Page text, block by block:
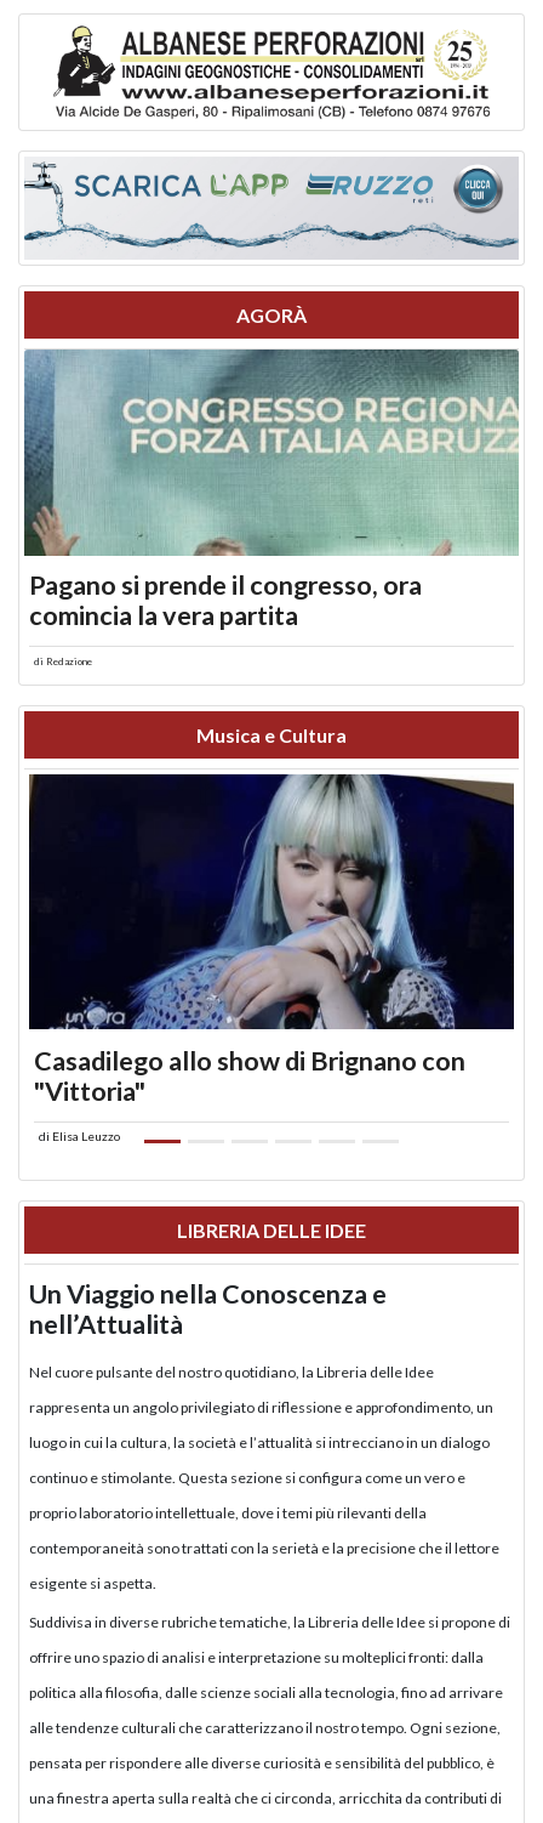
AGORÀ
Pagano si prende il congresso, ora
comincia la vera partita
di Redazione
Musica e Cultura
Casadilego allo show di Brignano con
"Vittoria"
di Elisa Leuzzo
LIBRERIA DELLE IDEE
Un Viaggio nella Conoscenza e
nell’Attualità
Nel cuore pulsante del nostro quotidiano, la Libreria delle Idee
rappresenta un angolo privilegiato di riflessione e approfondimento, un
luogo in cui la cultura, la società e l’attualità si intrecciano in un dialogo
continuo e stimolante. Questa sezione si configura come un vero e
proprio laboratorio intellettuale, dove i temi più rilevanti della
contemporaneità sono trattati con la serietà e la precisione che il lettore
esigente si aspetta.
Suddivisa in diverse rubriche tematiche, la Libreria delle Idee si propone di
offrire uno spazio di analisi e interpretazione su molteplici fronti: dalla
politica alla filosofia, dalle scienze sociali alla tecnologia, fino ad arrivare
alle tendenze culturali che caratterizzano il nostro tempo. Ogni sezione,
pensata per rispondere alle diverse curiosità e sensibilità del pubblico, è
una finestra aperta sulla realtà che ci circonda, arricchita da contributi di